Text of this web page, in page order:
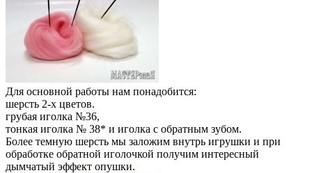
Для основной работы нам понадобится:
шерсть 2-х цветов.
грубая иголка №36,
тонкая иголка № 38* и иголка с обратным зубом.
Более темную шерсть мы заложим внутрь игрушки и при
обработке обратной иголочкой получим интересный
дымчатый эффект опушки.